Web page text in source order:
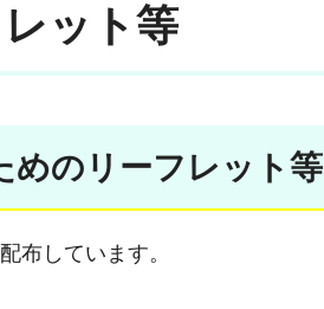
ット等
めのリーフレット等
布しています。